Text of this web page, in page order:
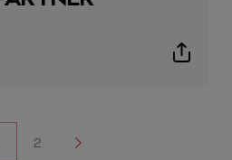
Show
2